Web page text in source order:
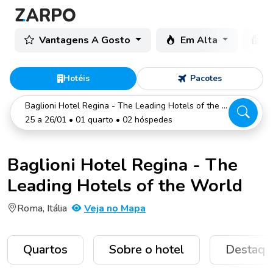
Vantagens A Gosto Em Alta
Hotéis Pacotes
Baglioni Hotel Regina - The Leading Hotels of the World
25 a 26/01 • 01 quarto • 02 hóspedes
Baglioni Hotel Regina - The
Leading Hotels of the World
Roma, Itália Veja no Mapa
Quartos Sobre o hotel